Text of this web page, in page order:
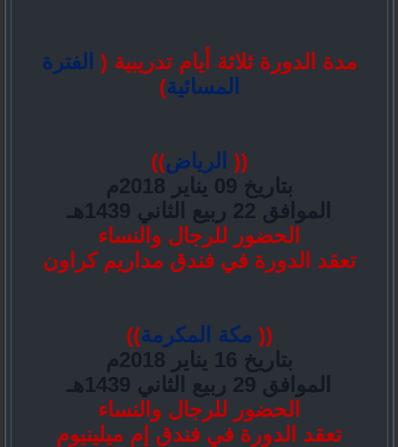
مدة الدورة ثلاثة أيام تدريبية ( الفترة
المسائية)
(( الرياض))
بتاريخ 09 يناير
2018م
الموافق 22 ربيع الثاني
1439هـ
الحضور للرجال والنساء
تعقد الدورة في فندق مداريم كراون
(( مكة المكرمة))
بتاريخ 16 يناير
2018م
الموافق 29 ربيع الثاني
1439هـ
الحضور للرجال والنساء
تعقد الدورة في فندق إم ميلينيوم